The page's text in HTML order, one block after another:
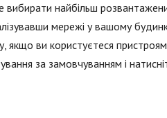
вибирати найбільш
мережі у вашому
якщо ви користуєтеся
за замовчуванням і